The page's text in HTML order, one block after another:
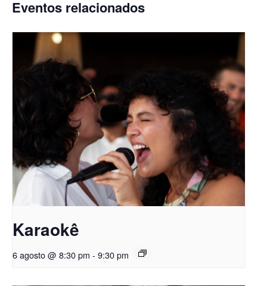
Eventos relacionados
Karaokê
6 agosto @ 8:30 pm - 9:30 pm